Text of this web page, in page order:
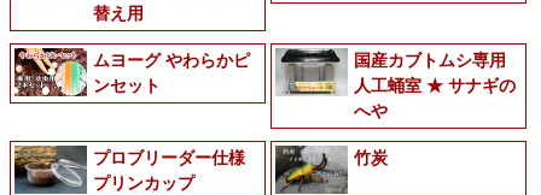
替え用
ムヨーグ やわらかピ
ンセット
国産カブトムシ専用
人工蛹室 ★ サナギの
へや
プロブリーダー仕様
プリンカップ
竹炭